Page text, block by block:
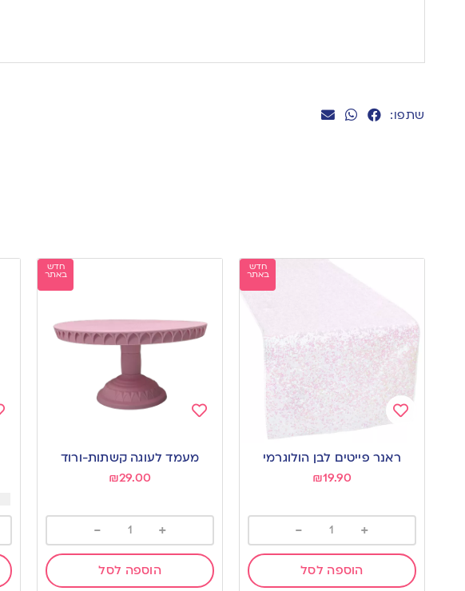
שתפו:
חדש
באתר
to
ראנר פייטים לבן הולוגרמי
₪19.90
+
-
הוספה לסל
חדש
באתר
to
מעמד לעוגה קשתות-ורוד
₪29.00
+
-
הוספה לסל